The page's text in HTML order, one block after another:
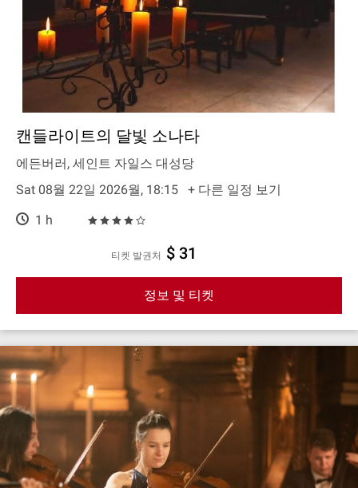
캔들라이트의 달빛 소나타
에든버러, 세인트 자일스 대성당
Sat 08월 22일 2026월, 18:15
+ 다른 일정 보기
1 h
티켓 발권처 $ 31
정보 및 티켓